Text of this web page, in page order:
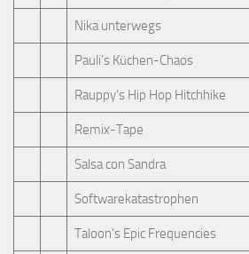
Nika unterwegs
Pauli's Küchen-Chaos
Rauppy’s Hip Hop Hitchhike
Remix-Tape
Salsa con Sandra
Softwarekatastrophen
Taloon’s Epic Frequencies